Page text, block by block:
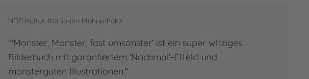
NDR Kultur, Katharina Mahrenholtz
"'Monster, Monster, fast umsonster' ist ein super witziges
Bilderbuch mit garantiertem 'Nochmal'-Effekt und
monsterguten Illustrationen."